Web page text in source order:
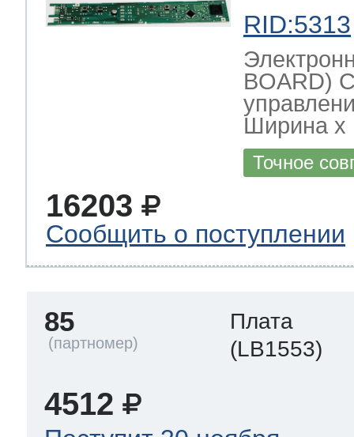
RID:5313
BOARD)
Ширина х
Точное
16203
Сообщить о поступлении
85
Плата
(LB1553)
4512